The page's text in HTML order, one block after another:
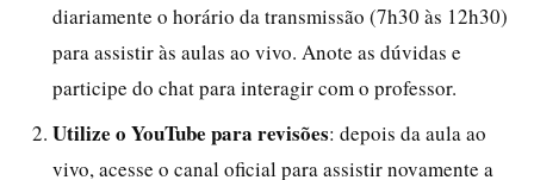
diariamente o horário da transmissão (7h30 às 12h30)
para assistir às aulas ao vivo. Anote as dúvidas e
participe do chat para interagir com o professor.
Utilize o YouTube para revisões: depois da aula ao
vivo, acesse o canal oficial para assistir novamente a